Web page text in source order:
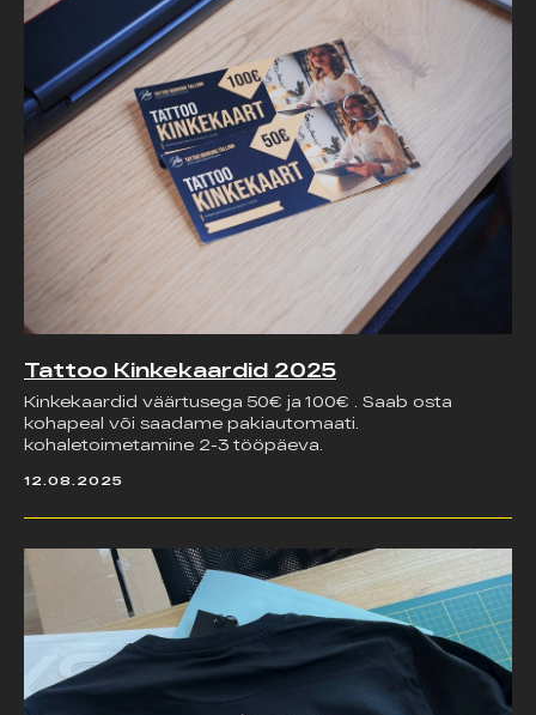
Tattoo Kinkekaardid 2025
Kinkekaardid väärtusega 50€ ja 100€ . Saab osta
kohapeal või saadame pakiautomaati.
kohaletoimetamine 2-3 tööpäeva.
12.08.2025